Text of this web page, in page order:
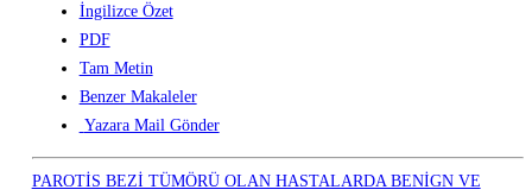
İngilizce Özet
PDF
Tam Metin
Benzer Makaleler
Yazara Mail Gönder
PAROTİS BEZİ TÜMÖRÜ OLAN HASTALARDA BENİGN VE